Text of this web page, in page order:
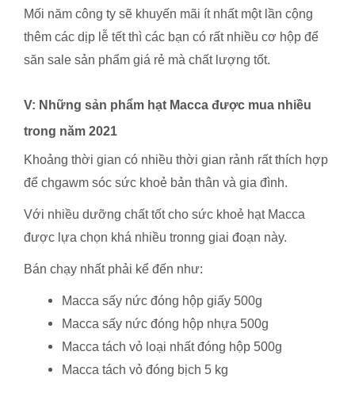
Mối năm công ty sẽ khuyến mãi ít nhất một lần cộng
thêm các dịp lễ tết thì các bạn có rất nhiều cơ hộp để
săn sale sản phẩm giá rẻ mà chất lượng tốt.
V: Những sản phẩm hạt Macca được mua nhiều
trong năm 2021
Khoảng thời gian có nhiều thời gian rảnh rất thích hợp
để chgawm sóc sức khoẻ bản thân và gia đình.
Với nhiều dưỡng chất tốt cho sức khoẻ hạt Macca
được lựa chọn khá nhiều tronng giai đoạn này.
Bán chạy nhất phải kể đến như:
Macca sấy nức đóng hộp giấy 500g
Macca sấy nức đóng hộp nhựa 500g
Macca tách vỏ loại nhất đóng hộp 500g
Macca tách vỏ đóng bịch 5 kg